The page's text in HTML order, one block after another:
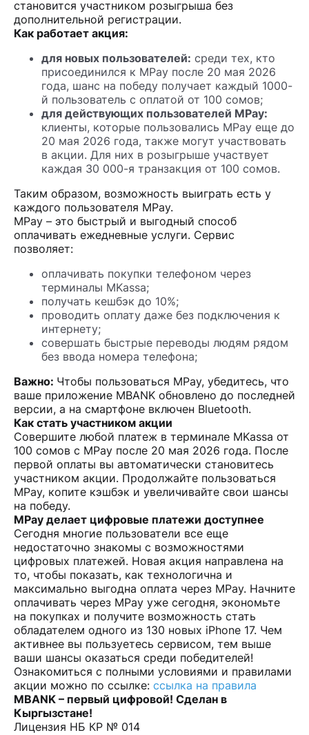
становится участником розыгрыша без
дополнительной регистрации.
Как работает акция:
для новых пользователей: среди тех, кто
присоединился к MPay после 20 мая 2026
года, шанс на победу получает каждый 1000-
й пользователь с оплатой от 100 сомов;
для действующих пользователей MPay:
клиенты, которые пользовались MPay еще до
20 мая 2026 года, также могут участвовать
в акции. Для них в розыгрыше участвует
каждая 30 000-я транзакция от 100 сомов.
Таким образом, возможность выиграть есть у
каждого пользователя MPay.
MPay – это быстрый и выгодный способ
оплачивать ежедневные услуги. Сервис
позволяет:
оплачивать покупки телефоном через
терминалы MKassa;
получать кешбэк до 10%;
проводить оплату даже без подключения к
интернету;
совершать быстрые переводы людям рядом
без ввода номера телефона;
Важно: Чтобы пользоваться MPay, убедитесь, что
ваше приложение MBANK обновлено до последней
версии, а на смартфоне включен Bluetooth.
Как стать участником акции
Совершите любой платеж в терминале MKassa от
100 сомов с MPay после 20 мая 2026 года. После
первой оплаты вы автоматически становитесь
участником акции. Продолжайте пользоваться
MPay, копите кэшбэк и увеличивайте свои шансы
на победу.
MPay делает цифровые платежи доступнее
Сегодня многие пользователи все еще
недостаточно знакомы с возможностями
цифровых платежей. Новая акция направлена на
то, чтобы показать, как технологична и
максимально выгодна оплата через MPay. Начните
оплачивать через MPay уже сегодня, экономьте
на покупках и получите возможность стать
обладателем одного из 130 новых iPhone 17. Чем
активнее вы пользуетесь сервисом, тем выше
ваши шансы оказаться среди победителей!
Ознакомиться с полными условиями и правилами
акции можно по ссылке: ссылка на правила
MBANK – первый цифровой! Сделан в
Кыргызстане!
Лицензия НБ КР № 014